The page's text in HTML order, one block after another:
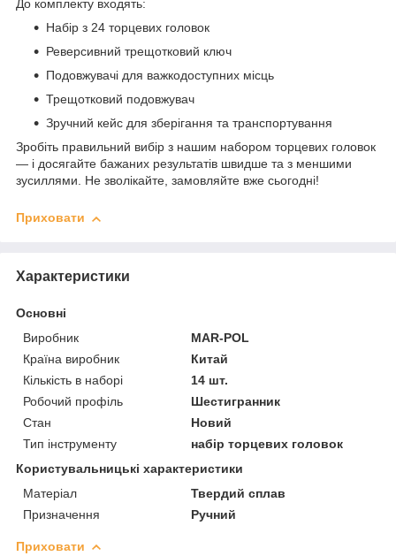
До комплекту входять:
Набір з 24 торцевих головок
Реверсивний трещотковий ключ
Подовжувачі для важкодоступних місць
Трещотковий подовжувач
Зручний кейс для зберігання та транспортування
Зробіть правильний вибір з нашим набором торцевих головок
— і досягайте бажаних результатів швидше та з меншими
зусиллями. Не зволікайте, замовляйте вже сьогодні!
Приховати
Характеристики
Основні
Виробник
MAR-POL
Країна виробник
Китай
Кількість в наборі
14 шт.
Робочий профіль
Шестигранник
Стан
Новий
Тип інструменту
набір торцевих головок
Користувальницькі характеристики
Матеріал
Твердий сплав
Призначення
Ручний
Приховати